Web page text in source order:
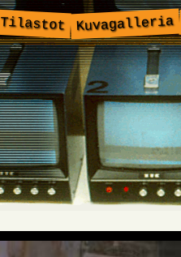
Tilastot Kuvagalleria